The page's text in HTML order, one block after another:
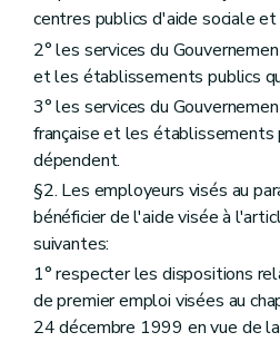
Art. 39
Art. 40
Chapitre VIII Dispositions
Art. 41
Art. 42
Art. 43
Art. 44
Art. 45
Art. 46
Art. 47
Art. 48
Chapitre IX Dispositions
Art. 50
Art. 51
centres publics d'aide sociale
2° les services du
et les établissements publics
3° les services du
française et les établissements
dépendent.
§2. Les employeurs visés au
bénéficier de l'aide visée à
suivantes:
1° respecter les dispositions
de premier emploi visées au
24 décembre 1999 en vue de